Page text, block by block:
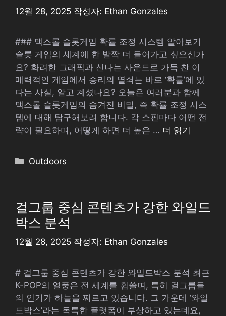
12월 28, 2025 작성자: Ethan Gonzales
### 맥스롤 슬롯게임 확률 조정 시스템 알아보기
슬롯 게임의 세계에 한 발짝 더 들어가고 싶으신가
요? 화려한 그래픽과 신나는 사운드로 가득 찬 이
매력적인 게임에서 승리의 열쇠는 바로 ‘확률’에 있
다는 사실, 알고 계셨나요? 오늘은 여러분과 함께
맥스롤 슬롯게임의 숨겨진 비밀, 즉 확률 조정 시스
템에 대해 탐구해보려 합니다. 각 스핀마다 어떤 전
략이 필요하며, 어떻게 하면 더 높은 … 더 읽기
카
Outdoors
걸그룹 중심 콘텐츠가 강한 와일드
박스 분석
12월 28, 2025 작성자: Ethan Gonzales
# 걸그룹 중심 콘텐츠가 강한 와일드박스 분석 최근
K-POP의 열풍은 전 세계를 휩쓸며, 특히 걸그룹들
의 인기가 하늘을 찌르고 있습니다. 그 가운데 ‘와일
드박스’라는 독특한 플랫폼이 부상하고 있는데요,